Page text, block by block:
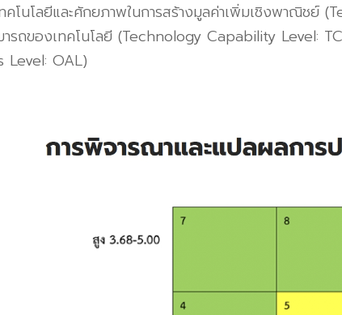
คโนโลยีและศักยภาพในการสร้างมูลค่าเพิ่มเชิงพาณิชย์
ารถของเทคโนโลยี(Technology Capability Level:
OAL)